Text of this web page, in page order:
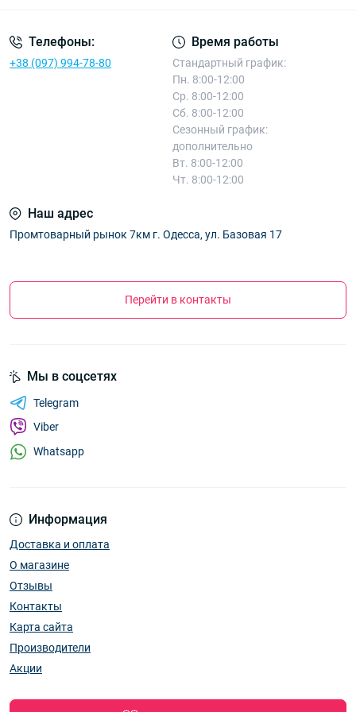
Телефоны:
+38 (097) 994-78-80
Время работы
Стандартный график:
Пн. 8:00-12:00
Ср. 8:00-12:00
Сб. 8:00-12:00
Сезонный график:
дополнительно
Вт. 8:00-12:00
Чт. 8:00-12:00
Наш адрес
Промтоварный рынок 7км г. Одесса, ул. Базовая 17
Перейти в контакты
Информация
Доставка и оплата
О магазине
Отзывы
Контакты
Карта сайта
Производители
Акции
Мы в соцсетях
Telegram
Viber
Whatsapp